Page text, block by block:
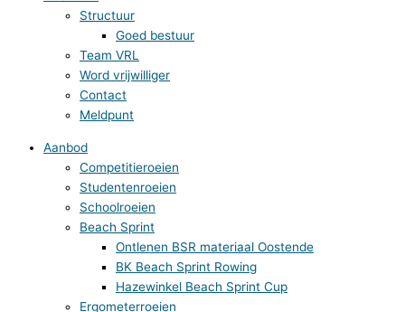
Structuur
Goed bestuur
Team VRL
Word vrijwilliger
Contact
Meldpunt
Aanbod
Competitieroeien
Studentenroeien
Schoolroeien
Beach Sprint
Ontlenen BSR materiaal Oostende
BK Beach Sprint Rowing
Hazewinkel Beach Sprint Cup
Ergometerroeien